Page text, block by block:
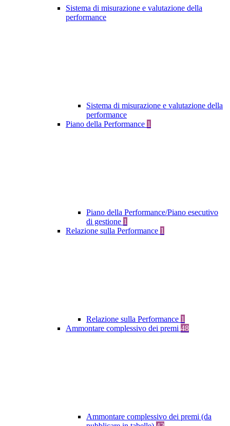
Sistema di misurazione e valutazione della
performance
Sistema di misurazione e valutazione della
performance
Piano della Performance 1
Piano della Performance/Piano esecutivo
di gestione 1
Relazione sulla Performance 1
Relazione sulla Performance 1
Ammontare complessivo dei premi 48
Ammontare complessivo dei premi (da